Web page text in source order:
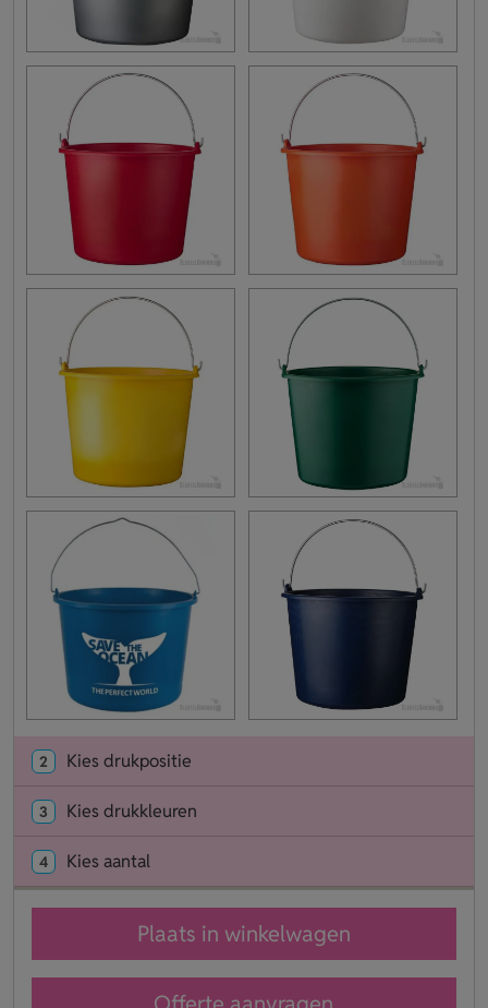
2 Kies drukpositie
3 Kies drukkleuren
4 Kies aantal
Plaats in winkelwagen